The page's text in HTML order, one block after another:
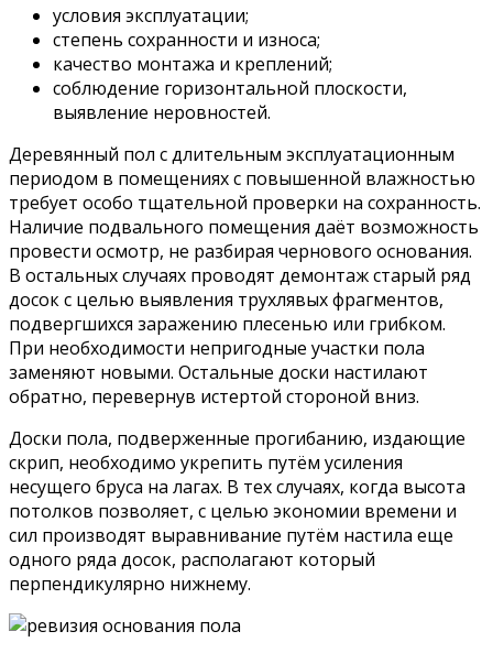
условия эксплуатации;
степень сохранности и износа;
качество монтажа и креплений;
соблюдение горизонтальной плоскости,
выявление неровностей.
Деревянный пол с длительным эксплуатационным
периодом в помещениях с повышенной влажностью
требует особо тщательной проверки на сохранность.
Наличие подвального помещения даёт возможность
провести осмотр, не разбирая чернового основания.
В остальных случаях проводят демонтаж старый ряд
досок с целью выявления трухлявых фрагментов,
подвергшихся заражению плесенью или грибком.
При необходимости непригодные участки пола
заменяют новыми. Остальные доски настилают
обратно, перевернув истертой стороной вниз.
Доски пола, подверженные прогибанию, издающие
скрип, необходимо укрепить путём усиления
несущего бруса на лагах. В тех случаях, когда высота
потолков позволяет, с целью экономии времени и
сил производят выравнивание путём настила еще
одного ряда досок, располагают который
перпендикулярно нижнему.